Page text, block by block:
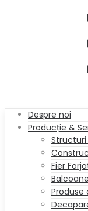
Despre noi
Producție &
Fier
Produse